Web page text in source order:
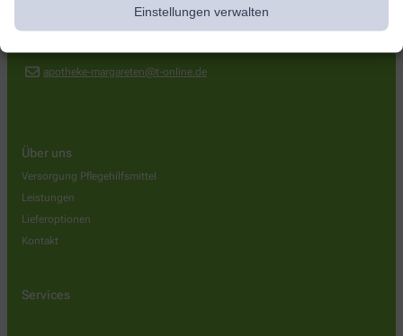
Einstellungen verwalten
apotheke-margareten@t-online.de
Über uns
Versorgung Pflegehilfsmittel
Leistungen
Lieferoptionen
Kontakt
Services